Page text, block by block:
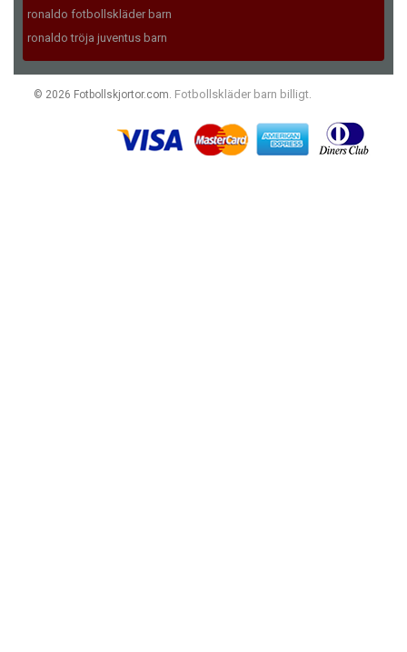
ronaldo fotbollskläder barn
ronaldo tröja juventus barn
© 2026 Fotbollskjortor.com. Fotbollskläder barn billigt.